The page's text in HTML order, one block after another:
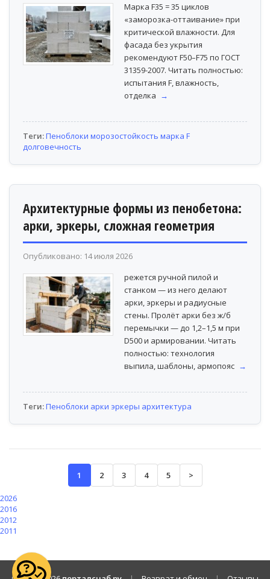
Марка F35 = 35 циклов
«заморозка-оттаивание» при
критической влажности. Для
фасада без укрытия
рекомендуют F50–F75 по ГОСТ
31359-2007. Читать полностью:
испытания F, влажность,
отделка →
Теги:Пеноблоки морозостойкость марка F
долговечность
Архитектурные формы из пенобетона:
арки, эркеры, сложная геометрия
Опубликовано: 14 июля 2026
режется ручной пилой и
станком — из него делают
арки, эркеры и радиусные
стены. Пролёт арки без ж/б
перемычки — до 1,2–1,5 м при
D500 и армировании. Читать
полностью: технология
выпила, шаблоны, армопояс →
Теги:Пеноблоки арки эркеры архитектура
1 2 3 4 5 >
2026
2016
2012
2011